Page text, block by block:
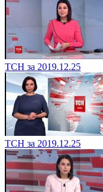
ТСН за 2019.12.25
ТСН за 2019.12.25